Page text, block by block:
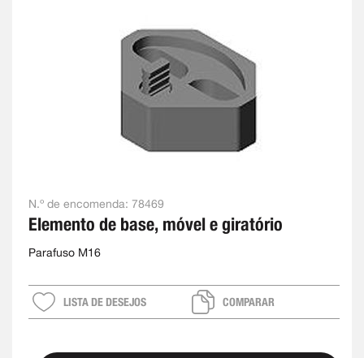
N.º de encomenda: 78469
Elemento de base, móvel e giratório
Parafuso M16
LISTA DE DESEJOS COMPARAR